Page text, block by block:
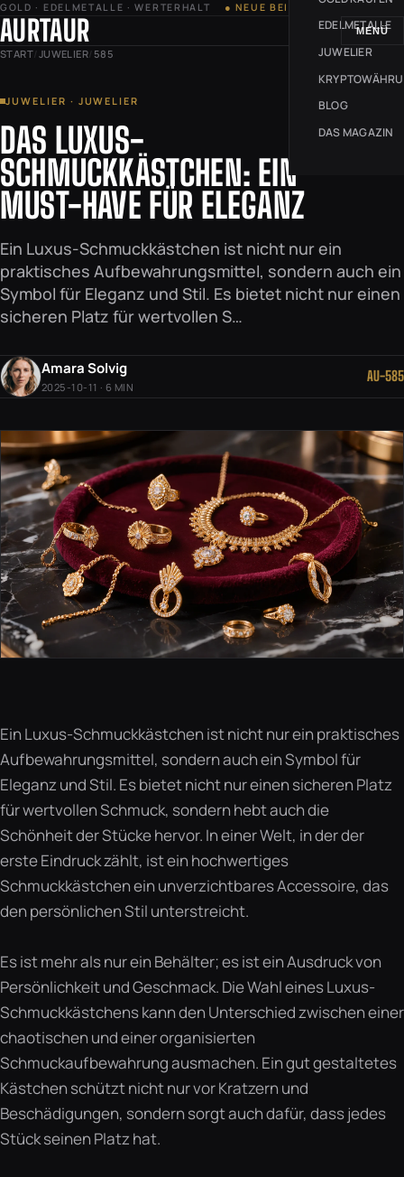
GOLD · EDELMETALLE · WERTERHALT ● NEUE BEITRÄGE JEDE WOCHE
AURTAUR MENÜ
EDELMETALLE
JUWELIER
BLOG
DAS MAGAZIN
START/ JUWELIER/ 585
JUWELIER · JUWELIER
DAS LUXUS-
SCHMUCKKÄSTCHEN: EIN
MUST-HAVE FÜR ELEGANZ
Ein Luxus-Schmuckkästchen ist nicht nur ein
praktisches Aufbewahrungsmittel, sondern auch ein
Symbol für Eleganz und Stil. Es bietet nicht nur einen
sicheren Platz für wertvollen S…
Amara Solvig
2025-10-11 · 6 MIN
AU-585
Ein Luxus-Schmuckkästchen ist nicht nur ein praktisches
Aufbewahrungsmittel, sondern auch ein Symbol für
Eleganz und Stil. Es bietet nicht nur einen sicheren Platz
für wertvollen Schmuck, sondern hebt auch die
Schönheit der Stücke hervor. In einer Welt, in der der
erste Eindruck zählt, ist ein hochwertiges
Schmuckkästchen ein unverzichtbares Accessoire, das
den persönlichen Stil unterstreicht.
Es ist mehr als nur ein Behälter; es ist ein Ausdruck von
Persönlichkeit und Geschmack. Die Wahl eines Luxus-
Schmuckkästchens kann den Unterschied zwischen einer
chaotischen und einer organisierten
Schmuckaufbewahrung ausmachen. Ein gut gestaltetes
Kästchen schützt nicht nur vor Kratzern und
Beschädigungen, sondern sorgt auch dafür, dass jedes
Stück seinen Platz hat.